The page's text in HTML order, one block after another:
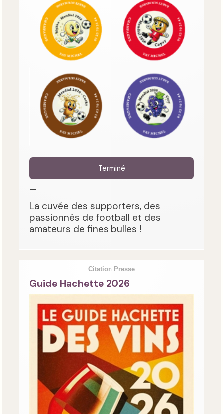
Terminé
—
La cuvée des supporters, des
passionnés de football et des
amateurs de fines bulles !
Citation Presse
Guide Hachette 2026